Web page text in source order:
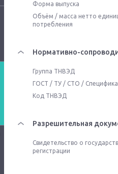
Форма выпуска
Объём / масса нетто
потребления
Нормативно-
Группа ТНВЭД
ГОСТ / ТУ / СТО /
Код ТНВЭД
Разрешительная
Свидетельство о
регистрации